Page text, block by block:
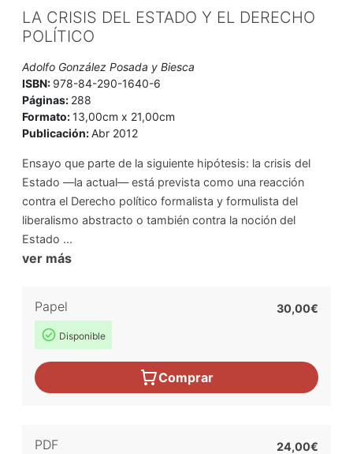
LA CRISIS DEL ESTADO Y EL DERECHO
POLÍTICO
Adolfo González Posada y Biesca
ISBN: 978-84-290-1640-6
Páginas: 288
Formato:13,00cm x 21,00cm
Publicación:Abr 2012
Ensayo que parte de la siguiente hipótesis: la crisis del
Estado —la actual— está prevista como una reacción
contra el Derecho político formalista y formulista del
liberalismo abstracto o también contra la noción del
Estado ...
ver más
Papel
Disponible
30,00€
Comprar
PDF 24,00€